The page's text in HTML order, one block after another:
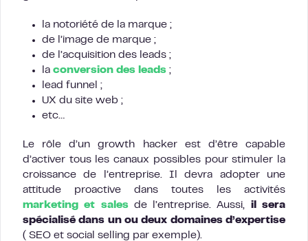
la notoriété de la marque ;
de l’image de marque ;
de l’acquisition des leads ;
la conversion des leads ;
lead funnel ;
UX du site web ;
etc…
Le rôle d’un growth hacker est d’être capable
d’activer tous les canaux possibles pour stimuler la
croissance de l’entreprise. Il devra adopter une
attitude proactive dans toutes les activités
marketing et salesde l’entreprise. Aussi, il sera
spécialisé dans un ou deux domaines d’expertise
( SEO et social selling par exemple).